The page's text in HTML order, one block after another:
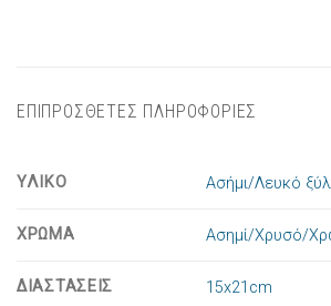
ΕΠΙΠΡΟΣΘΕΤΕΣ ΠΛΗΡΟΦΟΡΙΕΣ
ΥΛΙΚΟ Ασήμι/Λευκό
ΧΡΩΜΑ Ασημί/Χρυσό/
ΔΙΑΣΤΑΣΕΙΣ 15x21cm